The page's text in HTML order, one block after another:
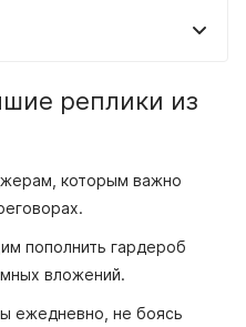
реплики из
которым важно
пополнить гардероб
вложений.
ежедневно, не боясь